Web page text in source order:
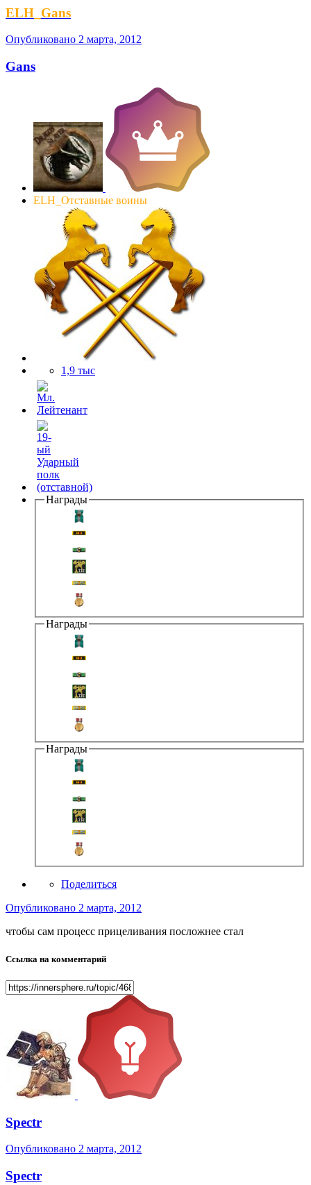
ELH_Gans
Опубликовано 2 марта, 2012
Gans
ELH_Отставные воины
1,9 тыс
Награды
Награды
Награды
Поделиться
Опубликовано 2 марта, 2012
чтобы сам процесс прицеливания посложнее стал
Ссылка на комментарий
Spectr
Опубликовано 2 марта, 2012
Spectr